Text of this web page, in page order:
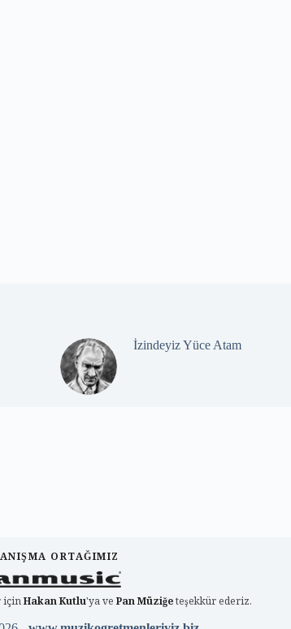
İzindeyiz Yüce Atam
ORTAĞIMIZ
içinHakan Kutlu'ya ve Pan Müziğeteşekkür ederiz.